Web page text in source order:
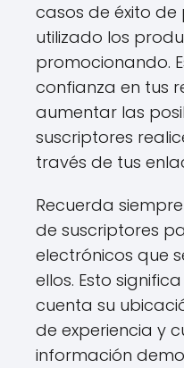
casos de éxito
utilizado los
promocionando.
confianza en tus
aumentar las
suscriptores
través de tus
Recuerda siempre
de suscriptores
electrónicos que
ellos. Esto
cuenta su
de experiencia y
información